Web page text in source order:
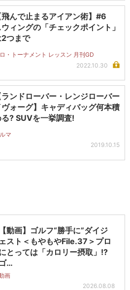
飛んで止まるアイアン術】#6
ウィングの「チェックポイント」
2つまで
・トーナメント レッスン 月刊GD
2022.10.30
ランドローバー・レンジローバー
ヴォーグ】キャディバッグ何本積
? SUVを一挙調査!
マ
2019.10.15
【動画】ゴルフ“勝手に”ダイジ
ェスト＜もやもやFile.37＞プロ
とっては「カロリー摂取」!?
ゴ…
画
2026.08.08